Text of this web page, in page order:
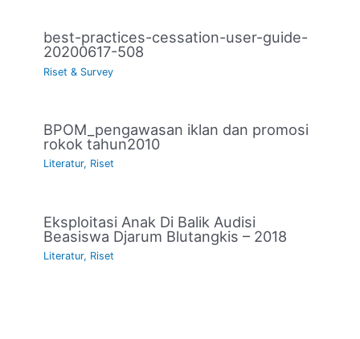
best-practices-cessation-user-guide-
20200617-508
Riset & Survey
BPOM_pengawasan iklan dan promosi
rokok tahun2010
Literatur, Riset
Eksploitasi Anak Di Balik Audisi
Beasiswa Djarum Blutangkis – 2018
Literatur, Riset